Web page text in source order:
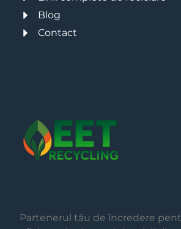
Partenerul tău de încredere
Blog
Contact